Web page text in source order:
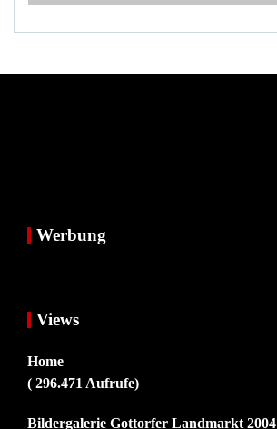
Werbung
Views
Home
( 296.471 Aufrufe)
Bildergalerie Gottorfer Landmarkt 2004